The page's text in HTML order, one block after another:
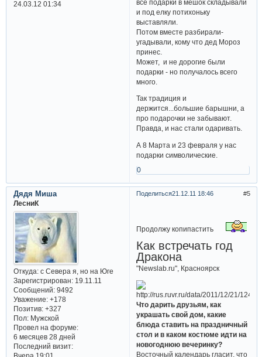
24.03.12 01:34
все подарки в мешок складывали
и под елку потихоньку
выставляли.
Потом вместе разбирали-
угадывали, кому что дед Мороз
принес.
Может, и не дорогие были
подарки - но получалось всего
много.
Так традиция и
держится...большие барышни, а
про подарочки не забывают.
Правда, и нас стали одаривать.
А 8 Марта и 23 февраля у нас
подарки символические.
0
Поделиться 5
21.12.11 18:46
Дядя Миша
ЛесниК
Откуда:с Севера я, но на Юге
Зарегистрирован: 19.11.11
Сообщений:9492
Уважение: +178
Позитив: +327
Пол:Мужской
Провел на форуме:
6 месяцев 28 дней
Последний визит:
Продолжу копипастить
Как встречать год
Дракона
"Newslab.ru", Красноярск
Что дарить друзьям, как
украшать свой дом, какие
блюда ставить на праздничный
стол и в каком костюме идти на
новогоднюю вечеринку?
Восточный календарь гласит, что